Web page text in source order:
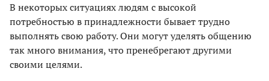
В некоторых ситуациях людям с высокой
потребностью в принадлежности бывает трудно
выполнять свою работу. Они могут уделять общению
так много внимания, что пренебрегают другими
своими целями.